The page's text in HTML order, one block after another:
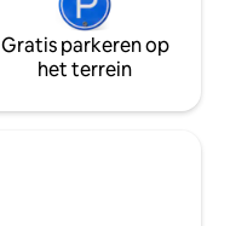
Gratis parkeren op
het terrein